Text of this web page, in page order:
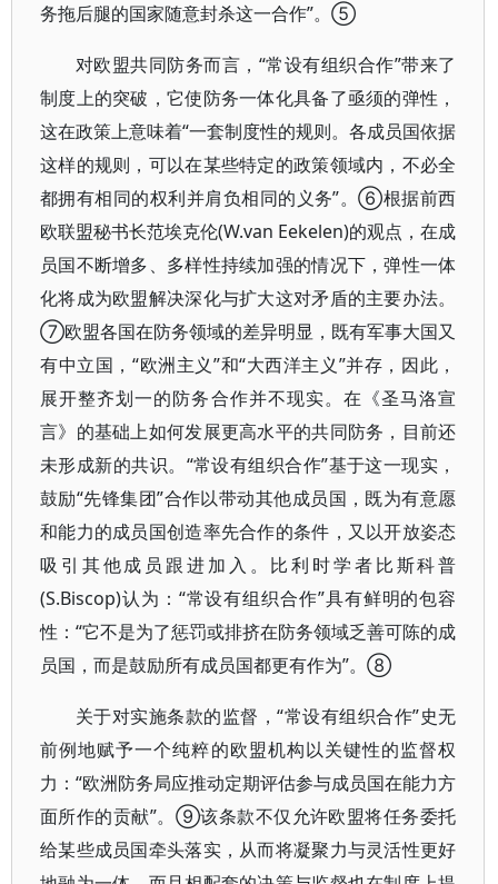
务拖后腿的国家随意封杀这一合作”。⑤
对欧盟共同防务而言，“常设有组织合作”带来了
制度上的突破，它使防务一体化具备了亟须的弹性，
这在政策上意味着“一套制度性的规则。各成员国依据
这样的规则，可以在某些特定的政策领域内，不必全
都拥有相同的权利并肩负相同的义务”。⑥根据前西
欧联盟秘书长范埃克伦(W.van Eekelen)的观点，在成
员国不断增多、多样性持续加强的情况下，弹性一体
化将成为欧盟解决深化与扩大这对矛盾的主要办法。
⑦欧盟各国在防务领域的差异明显，既有军事大国又
有中立国，“欧洲主义”和“大西洋主义”并存，因此，
展开整齐划一的防务合作并不现实。在《圣马洛宣
言》的基础上如何发展更高水平的共同防务，目前还
未形成新的共识。“常设有组织合作”基于这一现实，
鼓励“先锋集团”合作以带动其他成员国，既为有意愿
和能力的成员国创造率先合作的条件，又以开放姿态
吸引其他成员跟进加入。比利时学者比斯科普
(S.Biscop)认为：“常设有组织合作”具有鲜明的包容
性：“它不是为了惩罚或排挤在防务领域乏善可陈的成
员国，而是鼓励所有成员国都更有作为”。⑧
关于对实施条款的监督，“常设有组织合作”史无
前例地赋予一个纯粹的欧盟机构以关键性的监督权
力：“欧洲防务局应推动定期评估参与成员国在能力方
面所作的贡献”。⑨该条款不仅允许欧盟将任务委托
给某些成员国牵头落实，从而将凝聚力与灵活性更好